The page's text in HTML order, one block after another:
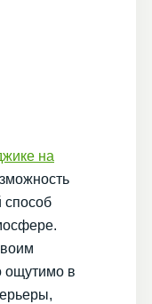
на
способ
ощутимо в